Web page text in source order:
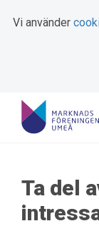
Vi använder
Ta del